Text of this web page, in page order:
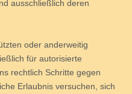
ausschließlich deren
oder anderweitig
für autorisierte
rechtlich Schritte gegen
Erlaubnis versuchen, sich